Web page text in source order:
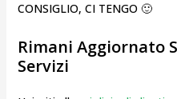
CONSIGLIO, CI TENGO 🙂
Rimani Aggiornato
Servizi